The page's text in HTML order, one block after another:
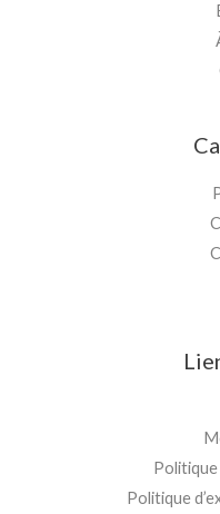
Politique